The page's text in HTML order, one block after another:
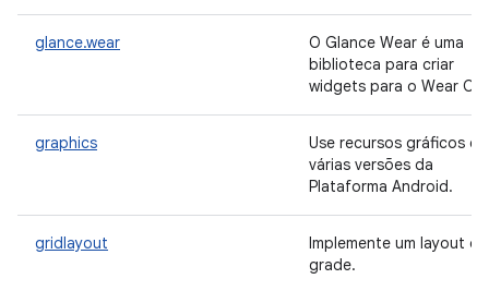
glance.wear
O Glance Wear é uma
biblioteca para criar
widgets para o Wear OS.
graphics
Use recursos gráficos em
várias versões da
Plataforma Android.
gridlayout
Implemente um layout de
grade.